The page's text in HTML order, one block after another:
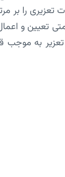
تعزیری را بر
تعیین و
به موجب